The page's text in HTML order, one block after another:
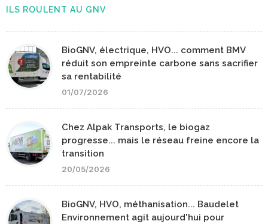
ILS ROULENT AU GNV
BioGNV, électrique, HVO... comment BMV
réduit son empreinte carbone sans sacrifier
sa rentabilité
01/07/2026
Chez Alpak Transports, le biogaz
progresse... mais le réseau freine encore la
transition
20/05/2026
BioGNV, HVO, méthanisation... Baudelet
Environnement agit aujourd'hui pour